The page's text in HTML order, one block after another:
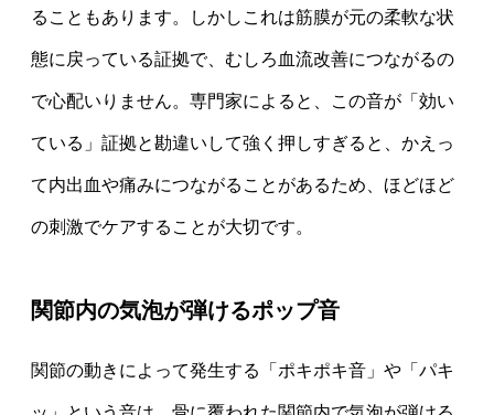
ることもあります。しかしこれは筋膜が元の柔軟な状
態に戻っている証拠で、むしろ血流改善につながるの
で心配いりません。専門家によると、この音が「効い
ている」証拠と勘違いして強く押しすぎると、かえっ
て内出血や痛みにつながることがあるため、ほどほど
の刺激でケアすることが大切です。
関節内の気泡が弾けるポップ音
関節の動きによって発生する「ポキポキ音」や「パキ